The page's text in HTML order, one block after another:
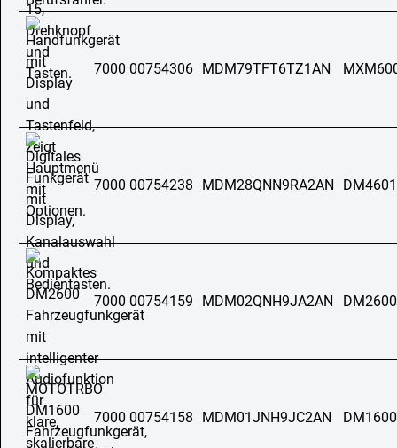
7000 00754306 MDM79TFT6TZ1AN
7000 00754238 MDM28QNN9RA2AN
7000 00754159 MDM02QNH9JA2AN
7000 00754158 MDM01JNH9JC2AN